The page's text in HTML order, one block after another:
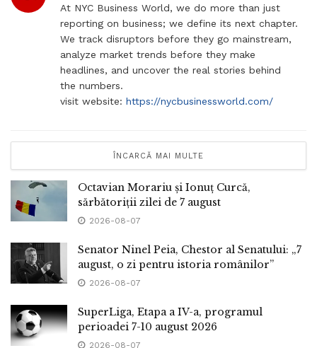
At NYC Business World, we do more than just
reporting on business; we define its next chapter.
We track disruptors before they go mainstream,
analyze market trends before they make
headlines, and uncover the real stories behind
the numbers.
visit website: https://nycbusinessworld.com/
ÎNCARCĂ MAI MULTE
Octavian Morariu și Ionuț Curcă,
sărbătoriții zilei de 7 august
2026-08-07
Senator Ninel Peia, Chestor al Senatului: „7
august, o zi pentru istoria românilor”
2026-08-07
SuperLiga, Etapa a IV-a, programul
perioadei 7-10 august 2026
2026-08-07